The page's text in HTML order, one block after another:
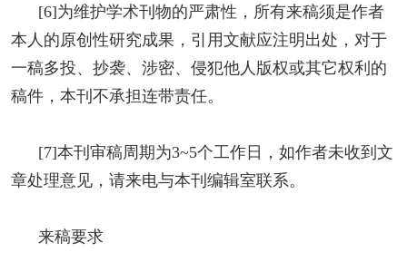
[6]为维护学术刊物的严肃性，所有来稿须是作者
本人的原创性研究成果，引用文献应注明出处，对于
一稿多投、抄袭、涉密、侵犯他人版权或其它权利的
稿件，本刊不承担连带责任。
[7]本刊审稿周期为3~5个工作日，如作者未收到文
章处理意见，请来电与本刊编辑室联系。
来稿要求